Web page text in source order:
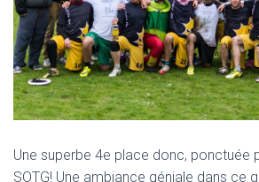
Une superbe 4e place donc, ponctuée
SOTG! Une ambiance géniale dans ce